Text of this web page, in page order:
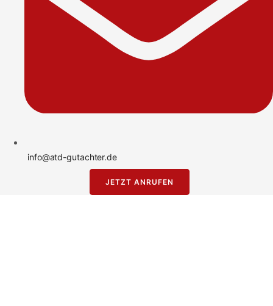
info@atd-gutachter.de
JETZT ANRUFEN